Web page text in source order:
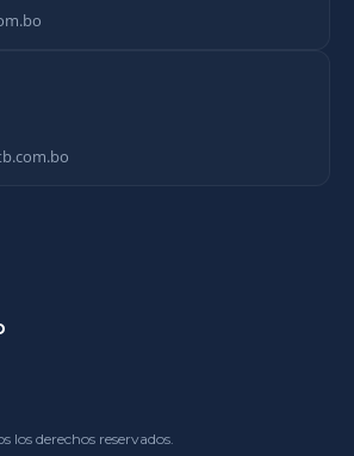
los derechos reservados.